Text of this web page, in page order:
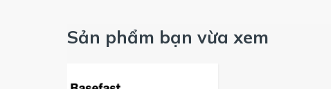
Sản phẩm bạn vừa xem